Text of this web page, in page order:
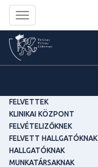
Toggle
navigation
FELVETTEK
KLINIKAI KÖZPONT
FELVÉTELIZŐKNEK
FELVETT HALLGATÓKNAK
HALLGATÓKNAK
MUNKATÁRSAKNAK